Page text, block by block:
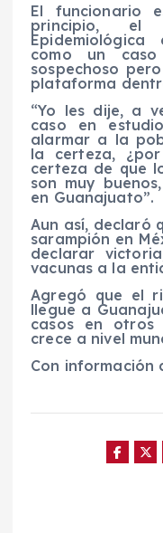
El funcionario
principio, el
como un
sospechoso
plataforma
“Yo les dije, a
caso en
alarmar a la
la certeza,
certeza de que
son muy
en Guanajuato”.
Aun así, declaró
sarampión en
declarar
vacunas a la
Agregó que el
llegue a
casos en otros
crece a nivel
Con información